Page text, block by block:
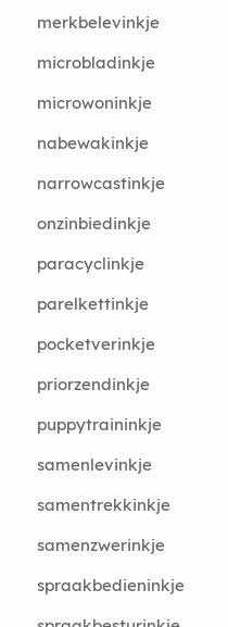
merkbelevinkje
microbladinkje
microwoninkje
nabewakinkje
narrowcastinkje
onzinbiedinkje
paracyclinkje
parelkettinkje
pocketverinkje
priorzendinkje
puppytraininkje
samenlevinkje
samentrekkinkje
samenzwerinkje
spraakbedieninkje